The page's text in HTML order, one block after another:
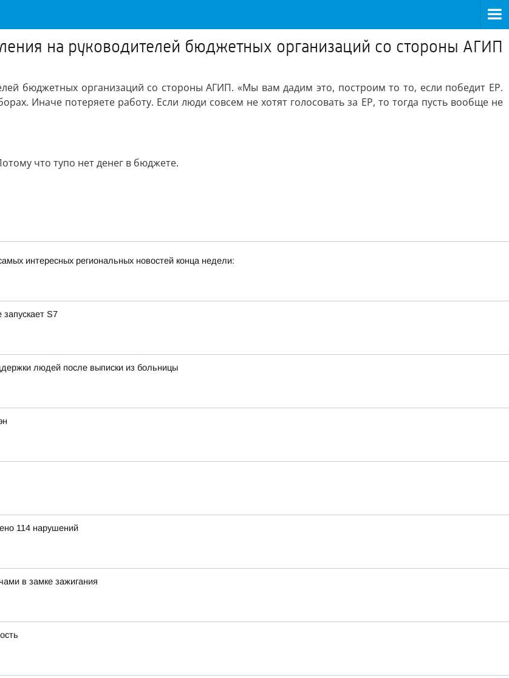
на руководителей бюджетных организаций со стороны АГИП
бюджетных организаций со стороны АГИП. «Мы вам дадим это, построим то то, если победит ЕР.
Иначе потеряете работу. Если люди совсем не хотят голосовать за ЕР, то тогда пусть вообще не
что тупо нет денег в бюджете.
интересных региональных новостей конца недели:
S7
людей после выписки из больницы
114 нарушений
в замке зажигания